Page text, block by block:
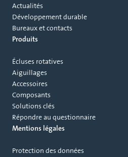
Actualités
Développement durable
Bureaux et contacts
Produits
Écluses rotatives
Aiguillages
Accessoires
Composants
Solutions clés
Répondre au questionnaire
Mentions légales
Protection des données